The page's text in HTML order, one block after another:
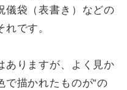
儀袋（表書き）などの
です。
ありますが、よく見か
で描かれたものが“の